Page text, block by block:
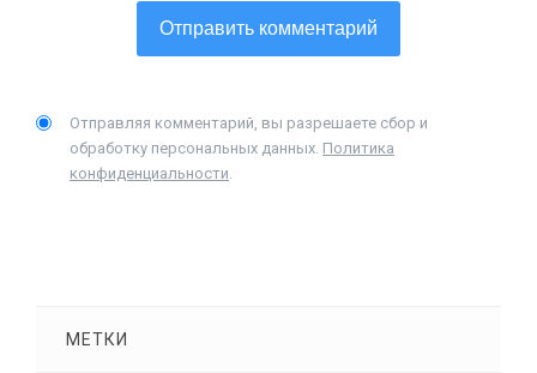
Отправляя комментарий, вы разрешаете сбор и
обработку персональных данных. Политика
конфиденциальности.
МЕТКИ